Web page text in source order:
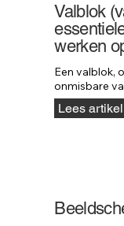
Valblok
werken
Een valblok,
onmisbare
Het blok
een
Lees artikel